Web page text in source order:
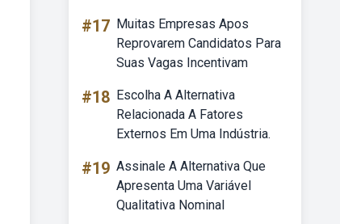
#17 Muitas Empresas Apos
Reprovarem Candidatos Para
Suas Vagas Incentivam
#18 Escolha A Alternativa
Relacionada A Fatores
Externos Em Uma Indústria.
#19 Assinale A Alternativa Que
Apresenta Uma Variável
Qualitativa Nominal